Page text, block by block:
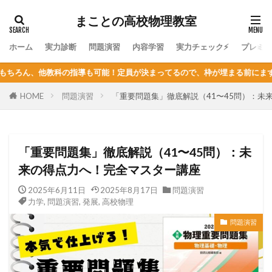
まことの高校物理教室
ホーム 実力診断 問題演習 内容学習 実力チェック⚡ プレミ
員が決まってるので、枠が埋まる前にまずは体験授業を！
HOME 問題演習 「重要問題集」徹底解説（41〜45問）：未
「重要問題集」徹底解説（41〜45問）：未
来の得点力へ！完全マスター講座
2025年6月11日 2025年8月17日
問題演習
力学, 問題演習, 発展, 高校物理
問題演習